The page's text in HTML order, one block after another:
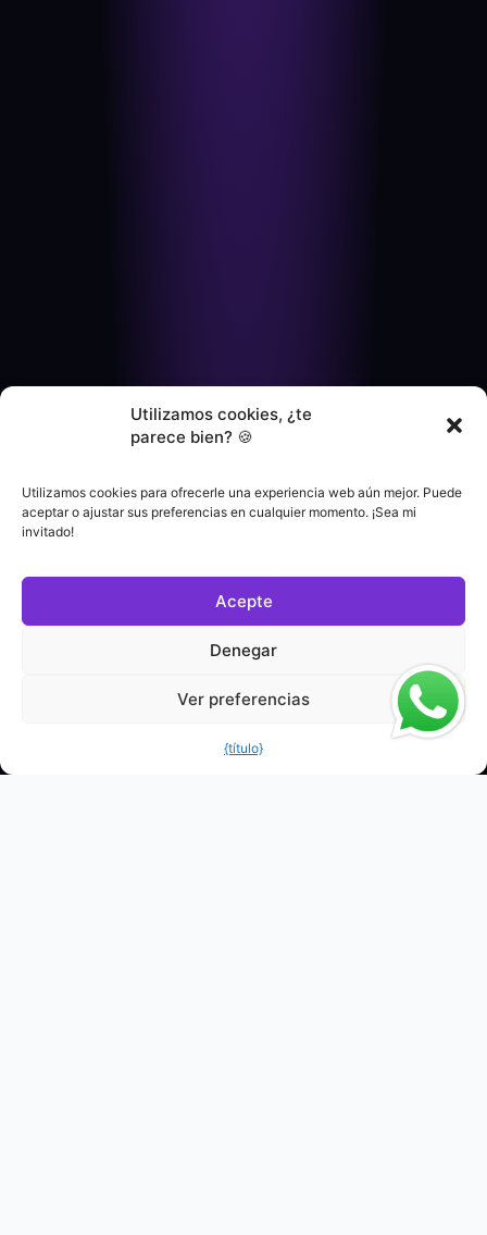
Utilizamos cookies, ¿te
parece bien? 🍪
Utilizamos cookies para ofrecerle una experiencia web aún mejor. Puede
aceptar o ajustar sus preferencias en cualquier momento. ¡Sea mi
invitado!
Acepte
Denegar
Ver preferencias
{título}